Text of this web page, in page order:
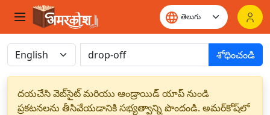
శోధించండి
దయచేసి వెబ్‌సైట్ మరియు ఆండ్రాయిడ్ యాప్ నుండి
ప్రకటనలను తీసివేయడానికి సభ్యత్వాన్ని పొందండి. అమర్‌కోష్‌లో